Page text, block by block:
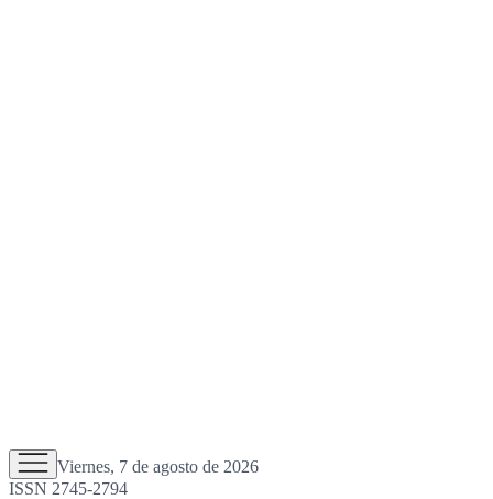
Viernes, 7 de agosto de 2026
ISSN 2745-2794